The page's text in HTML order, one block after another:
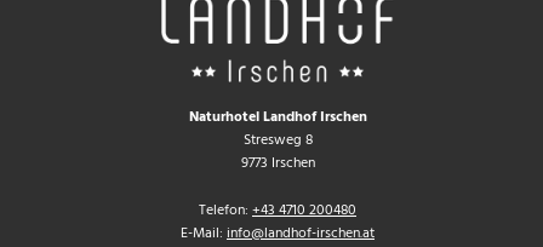
Naturhotel Landhof Irschen
Stresweg 8
9773 Irschen
Telefon: +43 4710 200480
E-Mail: info@landhof-irschen.at